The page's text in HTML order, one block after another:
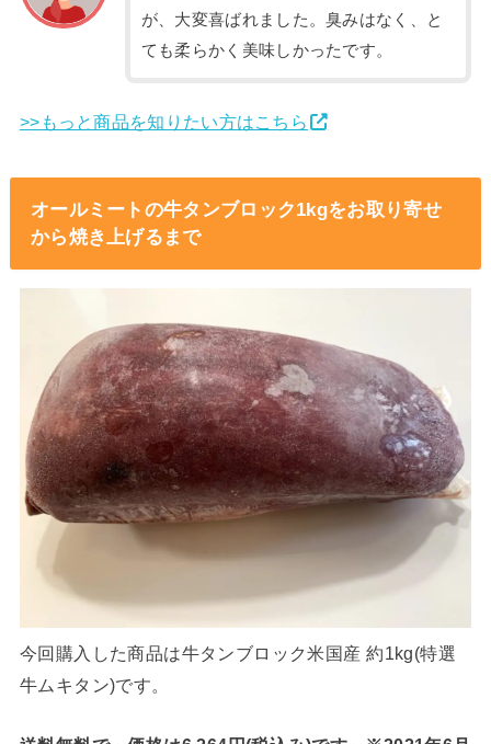
が、大変喜ばれました。臭みはなく、と
ても柔らかく美味しかったです。
>>もっと商品を知りたい方はこちら
オールミートの牛タンブロック1kgをお取り寄せ
から焼き上げるまで
今回購入した商品は牛タンブロック米国産 約1kg(特選
牛ムキタン)です。